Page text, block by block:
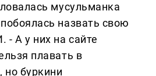
мусульманка
назвать свою
А у них на сайте
плавать в
но буркини